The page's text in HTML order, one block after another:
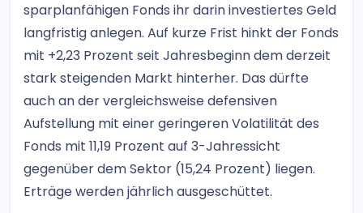
sparplanfähigen Fonds ihr darin investiertes Geld
langfristig anlegen. Auf kurze Frist hinkt der Fonds
mit +2,23 Prozent seit Jahresbeginn dem derzeit
stark steigenden Markt hinterher. Das dürfte
auch an der vergleichsweise defensiven
Aufstellung mit einer geringeren Volatilität des
Fonds mit 11,19 Prozent auf 3-Jahressicht
gegenüber dem Sektor (15,24 Prozent) liegen.
Erträge werden jährlich ausgeschüttet.